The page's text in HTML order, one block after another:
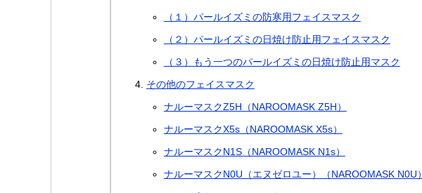
（１）パールイズミの防寒用フェイスマスク
（２）パールイズミの日焼け防止用フェイスマスク
（３）もう一つのパールイズミの日焼け防止用マスク
その他のフェイスマスク
ナルーマスクZ5H（NAROOMASK Z5H）
ナルーマスクX5s（NAROOMASK X5s）
ナルーマスクN1S（NAROOMASK N1s）
ナルーマスクN0U（エヌゼロユー）（NAROOMASK N0U）